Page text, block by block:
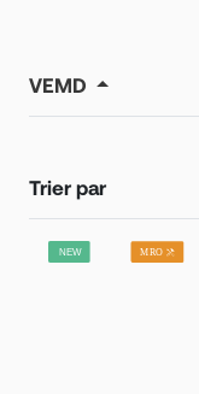
VEMD
Trier par